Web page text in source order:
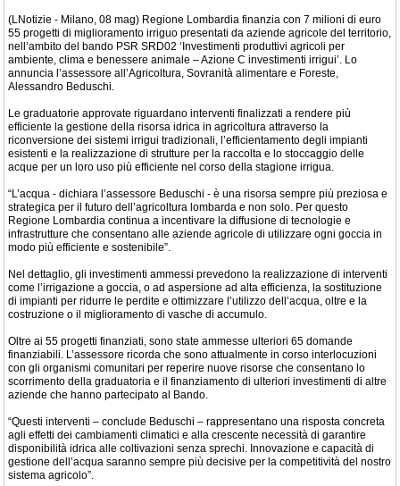
(LNotizie - Milano, 08 mag) Regione Lombardia finanzia con 7 milioni di euro
55 progetti di miglioramento irriguo presentati da aziende agricole del territorio,
nell’ambito del bando PSR SRD02 ‘Investimenti produttivi agricoli per
ambiente, clima e benessere animale – Azione C investimenti irrigui’. Lo
annuncia l’assessore all’Agricoltura, Sovranità alimentare e Foreste,
Alessandro Beduschi.
Le graduatorie approvate riguardano interventi finalizzati a rendere più
efficiente la gestione della risorsa idrica in agricoltura attraverso la
riconversione dei sistemi irrigui tradizionali, l’efficientamento degli impianti
esistenti e la realizzazione di strutture per la raccolta e lo stoccaggio delle
acque per un loro uso più efficiente nel corso della stagione irrigua.
“L’acqua - dichiara l’assessore Beduschi - è una risorsa sempre più preziosa e
strategica per il futuro dell’agricoltura lombarda e non solo. Per questo
Regione Lombardia continua a incentivare la diffusione di tecnologie e
infrastrutture che consentano alle aziende agricole di utilizzare ogni goccia in
modo più efficiente e sostenibile”.
Nel dettaglio, gli investimenti ammessi prevedono la realizzazione di interventi
come l’irrigazione a goccia, o ad aspersione ad alta efficienza, la sostituzione
di impianti per ridurre le perdite e ottimizzare l’utilizzo dell’acqua, oltre e la
costruzione o il miglioramento di vasche di accumulo.
Oltre ai 55 progetti finanziati, sono state ammesse ulteriori 65 domande
finanziabili. L’assessore ricorda che sono attualmente in corso interlocuzioni
con gli organismi comunitari per reperire nuove risorse che consentano lo
scorrimento della graduatoria e il finanziamento di ulteriori investimenti di altre
aziende che hanno partecipato al Bando.
“Questi interventi – conclude Beduschi – rappresentano una risposta concreta
agli effetti dei cambiamenti climatici e alla crescente necessità di garantire
disponibilità idrica alle coltivazioni senza sprechi. Innovazione e capacità di
gestione dell’acqua saranno sempre più decisive per la competitività del nostro
sistema agricolo”.